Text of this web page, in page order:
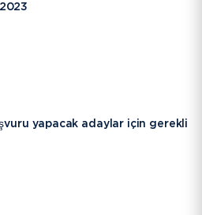
yapacak adaylar için gerekli